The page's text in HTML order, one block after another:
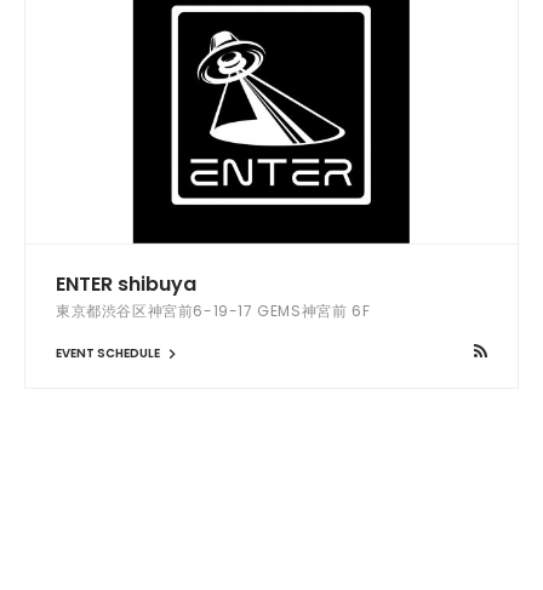
ENTER shibuya
東京都渋谷区神宮前6-19-17 GEMS神宮前 6F
EVENT SCHEDULE